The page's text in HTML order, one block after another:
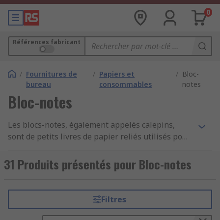
0
Références fabricant
/ Fournitures de
bureau
/ Papiers et
consommables
/ Bloc-
notes
Bloc-notes
Les blocs-notes, également appelés calepins,
sont de petits livres de papier reliés utilisés pour
sont généralement vides ou à lignes. Les pages à
lignes sont imprimées avec des lignes
Les blocs-notes sont parfois dotés d'une
couverture extérieure pour protéger les pages.
31 Produits présentés pour Bloc-notes
Filtres